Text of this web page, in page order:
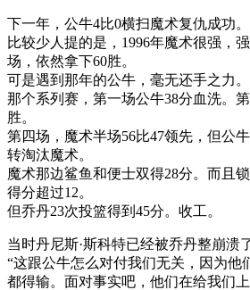
下一年，公牛4比0横扫魔术复仇成功。
比较少人提的是，1996年魔术很强，
场，依然拿下60胜。
可是遇到那年的公牛，毫无还手之力。
那个系列赛，第一场公牛38分血洗。
胜。
第四场，魔术半场56比47领先，但公
转淘汰魔术。
魔术那边鲨鱼和便士双得28分。而且
得分超过12。
但乔丹23次投篮得到45分。收工。
当时丹尼斯·斯科特已经被乔丹整崩溃
“这跟公牛怎么对付我们无关，因为他
都得输。面对事实吧，他们在给我们